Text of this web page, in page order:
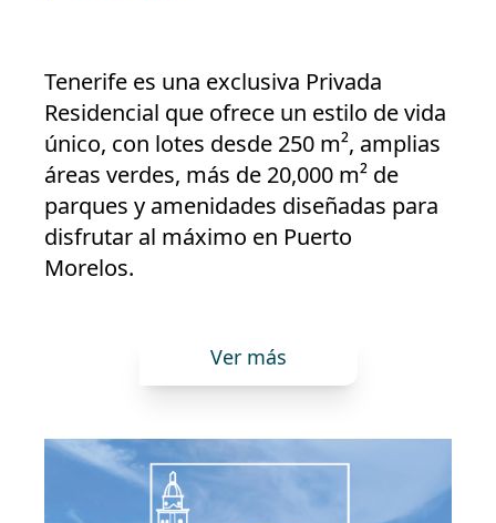
Tenerife es una exclusiva Privada
Residencial que ofrece un estilo de vida
único, con lotes desde 250 m², amplias
áreas verdes, más de 20,000 m² de
parques y amenidades diseñadas para
disfrutar al máximo en Puerto
Morelos.
Ver más